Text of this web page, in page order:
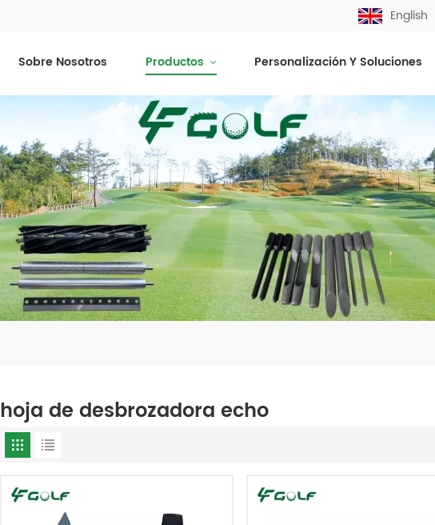
English
Sobre Nosotros Productos Personalización Y Soluciones
hoja de desbrozadora echo